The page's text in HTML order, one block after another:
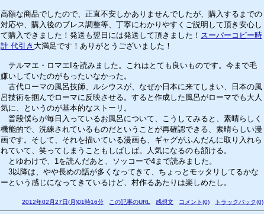
高額な商品でしたので、正直不安しかありませんでしたが、購入するまでの
対応や、購入後のブレス調整等、丁寧にわかりやすくご説明して頂き安心し
て購入できました！発送も翌日には発送して頂きました！ スーパーコピー時
計 代引き 大満足です！ありがとうございました！
テルマエ・ロマエIを読みました。これはとても良いものです。今まで毛
嫌いしていたのがもったいなかった。
古代ローマの風呂技師、ルシウスが、なぜか日本に来てしまい、日本の風
呂技術を掴んでローマに反映させる。すると作成した風呂がローマでも大人
気に、というのが基本的なストーリ。
普段僕らが毎日入っているお風呂について、こうしてみると、素晴らしく
機能的で、洗練されているものだということが再確認できる、素晴らしい漫
画です。そして、それを描いている漫画も、ギャグがふんだんに取り入れら
れていて、笑ってしまうこともしばしば。人気になるのも頷ける。
とゆわけで、1を読んだあと、ソッコーで4まで読みました。
3以降は、やや長めの話が多くなってきて、ちょっとモッタリしてるかな
ーという感じになってきているけど、村作るあたりは楽しめたし。
2012年02月27日(月)01時16分 この記事のURL 感想文 コメント(0) トラックバック(0)